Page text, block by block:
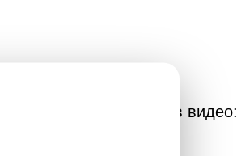
– смотрите в видео: